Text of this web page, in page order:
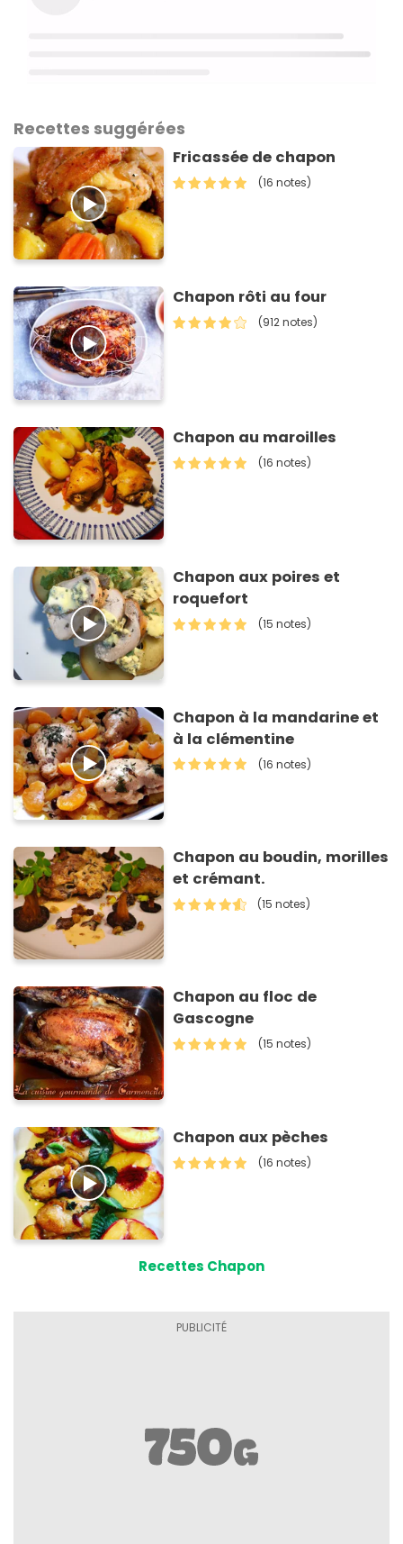
Recettes suggérées
Fricassée de chapon
(16 notes)
Chapon rôti au four
(912 notes)
Chapon au maroilles
(16 notes)
Chapon aux poires et
roquefort
(15 notes)
Chapon à la mandarine et
à la clémentine
(16 notes)
Chapon au boudin, morilles
et crémant.
(15 notes)
Chapon au floc de
Gascogne
(15 notes)
Chapon aux pèches
(16 notes)
Recettes Chapon